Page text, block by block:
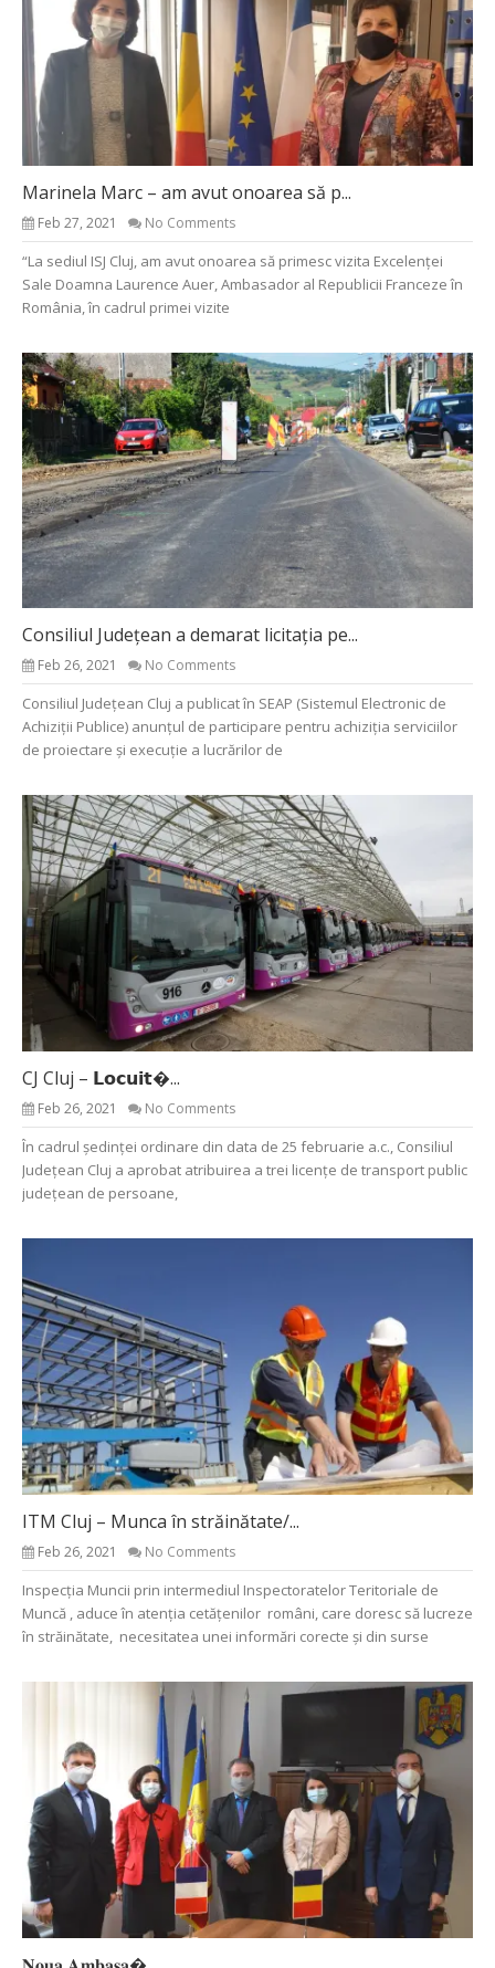
Marinela Marc – am avut onoarea să p...
Feb 27, 2021 No Comments
“La sediul ISJ Cluj, am avut onoarea să primesc vizita Excelenței
Sale Doamna Laurence Auer, Ambasador al Republicii Franceze în
România, în cadrul primei vizite
Consiliul Județean a demarat licitația pe...
Feb 26, 2021 No Comments
Consiliul Județean Cluj a publicat în SEAP (Sistemul Electronic de
Achiziții Publice) anunțul de participare pentru achiziția serviciilor
de proiectare și execuție a lucrărilor de
CJ Cluj – 𝗟𝗼𝗰𝘂𝗶𝘁�...
Feb 26, 2021 No Comments
În cadrul ședinței ordinare din data de 25 februarie a.c., Consiliul
Județean Cluj a aprobat atribuirea a trei licențe de transport public
județean de persoane,
ITM Cluj – Munca în străinătate/...
Feb 26, 2021 No Comments
Inspecția Muncii prin intermediul Inspectoratelor Teritoriale de
Muncă , aduce în atenția cetățenilor români, care doresc să lucreze
în străinătate, necesitatea unei informări corecte și din surse